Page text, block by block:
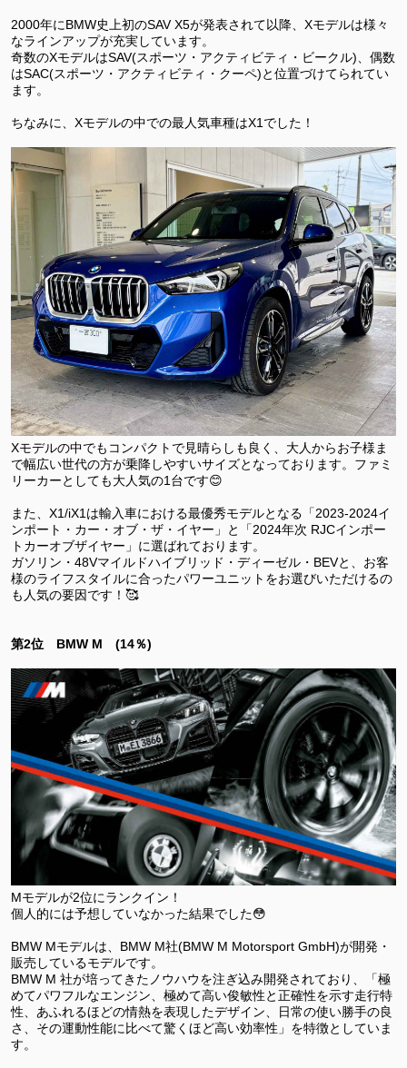
2000年にBMW史上初のSAV X5が発表されて以降、Xモデルは様々
なラインアップが充実しています。
奇数のXモデルはSAV(スポーツ・アクティビティ・ビークル)、偶数
はSAC(スポーツ・アクティビティ・クーペ)と位置づけてられてい
ます。
ちなみに、Xモデルの中での最人気車種はX1でした！
Xモデルの中でもコンパクトで見晴らしも良く、大人からお子様ま
で幅広い世代の方が乗降しやすいサイズとなっております。ファミ
リーカーとしても大人気の1台です😊
また、X1/iX1は輸入車における最優秀モデルとなる「2023-2024イ
ンポート・カー・オブ・ザ・イヤー」と「2024年次 RJCインポー
トカーオブザイヤー」に選ばれております。
ガソリン・48Vマイルドハイブリッド・ディーゼル・BEVと、お客
様のライフスタイルに合ったパワーユニットをお選びいただけるの
も人気の要因です！🥰
第2位 BMW M (14％)
Mモデルが2位にランクイン！
個人的には予想していなかった結果でした😳
BMW Mモデルは、BMW M社(BMW M Motorsport GmbH)が開発・
販売しているモデルです。
BMW M 社が培ってきたノウハウを注ぎ込み開発されており、「極
めてパワフルなエンジン、極めて高い俊敏性と正確性を示す走行特
性、あふれるほどの情熱を表現したデザイン、日常の使い勝手の良
さ、その運動性能に比べて驚くほど高い効率性」を特徴としていま
す。